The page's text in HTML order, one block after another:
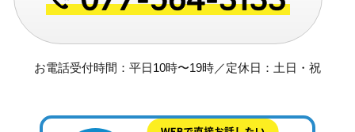
お電話受付時間：平日10時〜19時／定休日：土日・祝